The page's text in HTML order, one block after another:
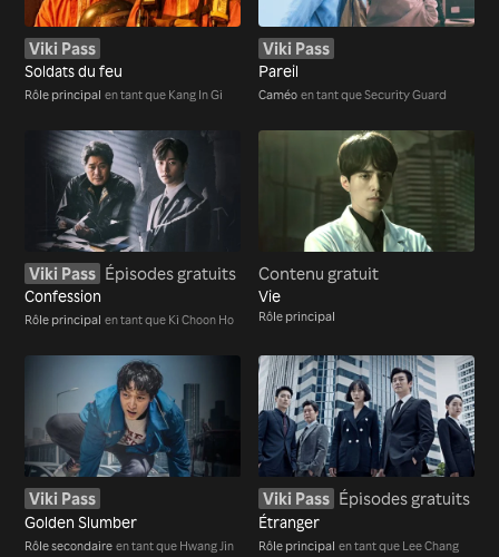
Viki Pass
Soldats du feu
Rôle principal en tant que Kang In Gi
Viki Pass
Pareil
Caméo en tant que Security Guard
Viki Pass Épisodes gratuits
Confession
Rôle principal en tant que Ki Choon Ho
Contenu gratuit
Vie
Rôle principal
Viki Pass
Golden Slumber
Rôle secondaire en tant que Hwang Jin
Viki Pass Épisodes gratuits
Étranger
Rôle principal en tant que Lee Chang